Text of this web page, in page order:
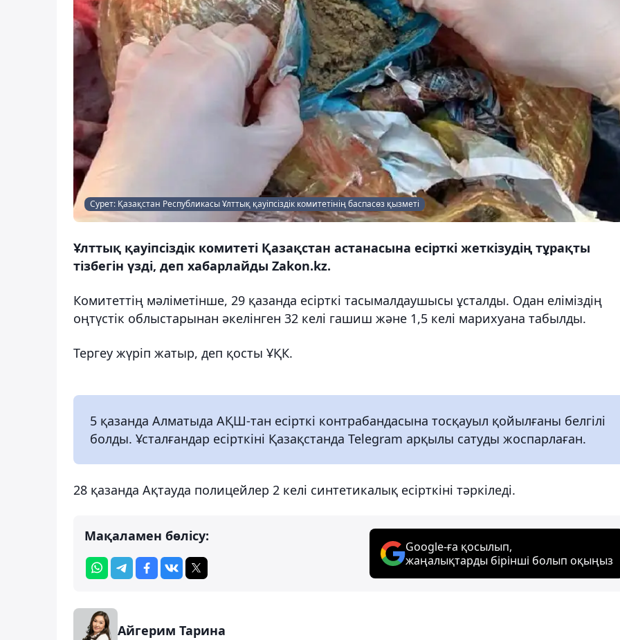
Сурет: Қазақстан Республикасы Ұлттық қауіпсіздік комитетінің баспасөз қызметі
Ұлттық қауіпсіздік комитеті Қазақстан астанасына есірткі жеткізудің тұрақты
тізбегін үзді, деп хабарлайды Zakon.kz.
Комитеттің мәліметінше, 29 қазанда есірткі тасымалдаушысы ұсталды. Одан еліміздің
оңтүстік облыстарынан әкелінген 32 келі гашиш және 1,5 келі марихуана табылды.
Тергеу жүріп жатыр, деп қосты ҰҚК.
5 қазанда Алматыда АҚШ-тан есірткі контрабандасына тосқауыл қойылғаны белгілі
болды. Ұсталғандар есірткіні Қазақстанда Telegram арқылы сатуды жоспарлаған.
28 қазанда Ақтауда полицейлер 2 келі синтетикалық есірткіні тәркіледі.
Мақаламен бөлісу:
Google-ға қосылып,
жаңалықтарды бірінші болып оқыңыз
Айгерим Тарина